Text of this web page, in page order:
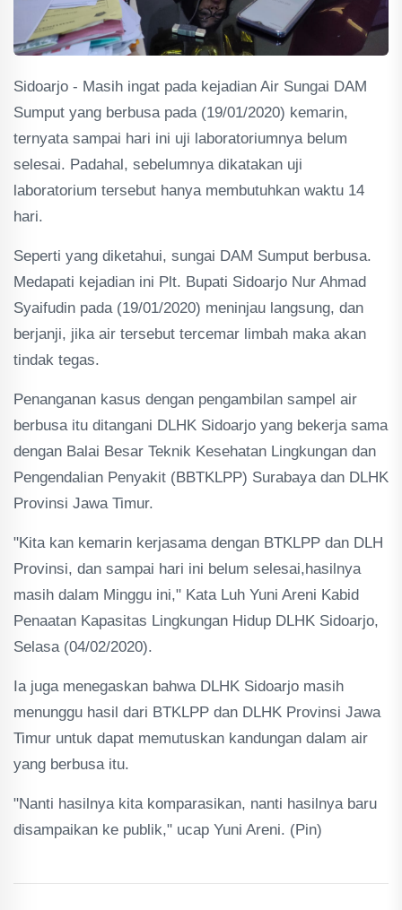
Sidoarjo - Masih ingat pada kejadian Air Sungai DAM
Sumput yang berbusa pada (19/01/2020) kemarin,
ternyata sampai hari ini uji laboratoriumnya belum
selesai. Padahal, sebelumnya dikatakan uji
laboratorium tersebut hanya membutuhkan waktu 14
hari.
Seperti yang diketahui, sungai DAM Sumput berbusa.
Medapati kejadian ini Plt. Bupati Sidoarjo Nur Ahmad
Syaifudin pada (19/01/2020) meninjau langsung, dan
berjanji, jika air tersebut tercemar limbah maka akan
tindak tegas.
Penanganan kasus dengan pengambilan sampel air
berbusa itu ditangani DLHK Sidoarjo yang bekerja sama
dengan Balai Besar Teknik Kesehatan Lingkungan dan
Pengendalian Penyakit (BBTKLPP) Surabaya dan DLHK
Provinsi Jawa Timur.
"Kita kan kemarin kerjasama dengan BTKLPP dan DLH
Provinsi, dan sampai hari ini belum selesai,hasilnya
masih dalam Minggu ini," Kata Luh Yuni Areni Kabid
Penaatan Kapasitas Lingkungan Hidup DLHK Sidoarjo,
Selasa (04/02/2020).
Ia juga menegaskan bahwa DLHK Sidoarjo masih
menunggu hasil dari BTKLPP dan DLHK Provinsi Jawa
Timur untuk dapat memutuskan kandungan dalam air
yang berbusa itu.
"Nanti hasilnya kita komparasikan, nanti hasilnya baru
disampaikan ke publik," ucap Yuni Areni. (Pin)